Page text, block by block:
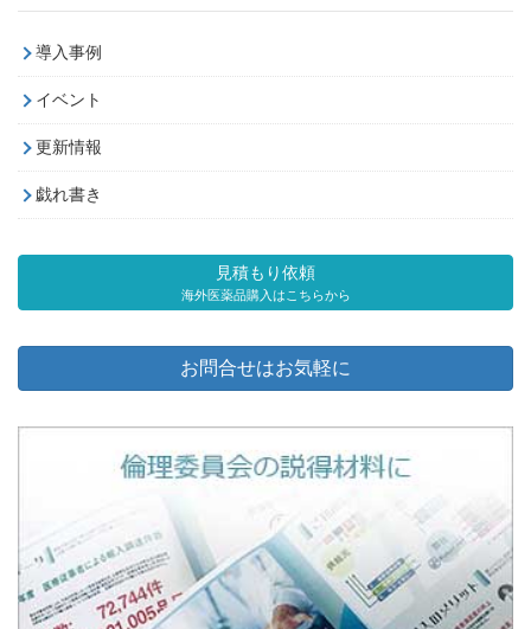
導入事例
イベント
更新情報
戯れ書き
見積もり依頼
海外医薬品購入はこちらから
お問合せはお気軽に